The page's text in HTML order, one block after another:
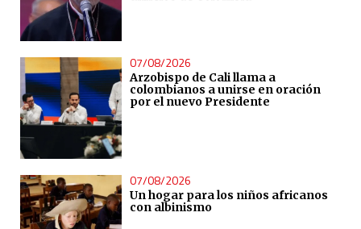
07/08/2026
Arzobispo de Cali llama a
colombianos a unirse en oración
por el nuevo Presidente
07/08/2026
Un hogar para los niños africanos
con albinismo